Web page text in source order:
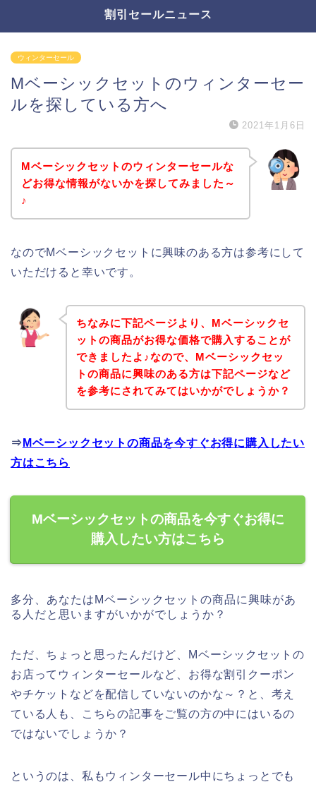
割引セールニュース
ウィンターセール
Mベーシックセットのウィンターセー
ルを探している方へ
2021年1月6日
Mベーシックセットのウィンターセールな
どお得な情報がないかを探してみました～
♪
なのでMベーシックセットに興味のある方は参考にして
いただけると幸いです。
ちなみに下記ページより、Mベーシックセ
ットの商品がお得な価格で購入することが
できましたよ♪なので、Mベーシックセッ
トの商品に興味のある方は下記ページなど
を参考にされてみてはいかがでしょうか？
⇒ Mベーシックセットの商品を今すぐお得に購入したい
方はこちら
Mベーシックセットの商品を今すぐお得に
購入したい方はこちら
多分、あなたはMベーシックセットの商品に興味があ
る人だと思いますがいかがでしょうか？
ただ、ちょっと思ったんだけど、Mベーシックセットの
お店ってウィンターセールなど、お得な割引クーポン
やチケットなどを配信していないのかな～？と、考え
ている人も、こちらの記事をご覧の方の中にはいるの
ではないでしょうか？
というのは、私もウィンターセール中にちょっとでも